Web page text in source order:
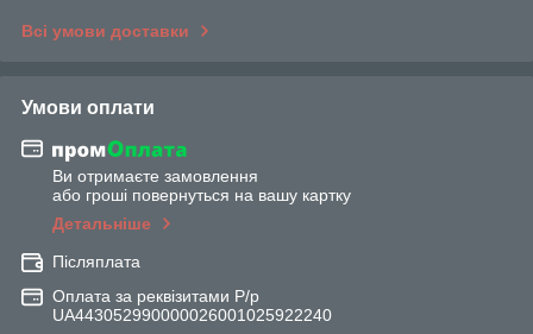
Всі умови доставки
Умови оплати
Ви отримаєте замовлення
або гроші повернуться на вашу картку
Детальніше
Післяплата
Оплата за реквізитами Р/р
UA443052990000026001025922240